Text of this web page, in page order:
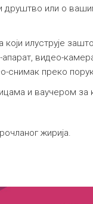
друштво или о
који илуструје
видео-
снимак преко
и ваучером за
жирија.